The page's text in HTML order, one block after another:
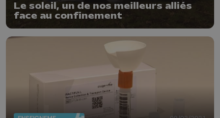
Le soleil, un de nos meilleurs alliés
face au confinement